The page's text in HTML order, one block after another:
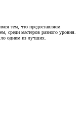
тем, что предоставляем
среди мастеров разного уровня.
одним из лучших.